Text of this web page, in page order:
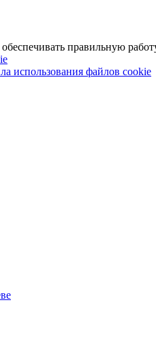
правильную
использования файлов cookie